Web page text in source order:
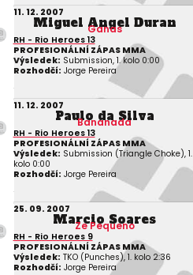
11. 12. 2007
Miguel Angel Duran
Ganas
RH - Rio Heroes 13
PROFESIONÁLNÍ ZÁPAS MMA
Výsledek: Submission, 1. kolo 0:00
Rozhodčí: Jorge Pereira
11. 12. 2007
Paulo da Silva
Bananada
RH - Rio Heroes 13
PROFESIONÁLNÍ ZÁPAS MMA
Výsledek: Submission (Triangle Choke), 1.
kolo 0:00
Rozhodčí: Jorge Pereira
25. 09. 2007
Marcio Soares
Ze Pequeno
RH - Rio Heroes 9
PROFESIONÁLNÍ ZÁPAS MMA
Výsledek: TKO (Punches), 1. kolo 2:36
Rozhodčí: Jorge Pereira